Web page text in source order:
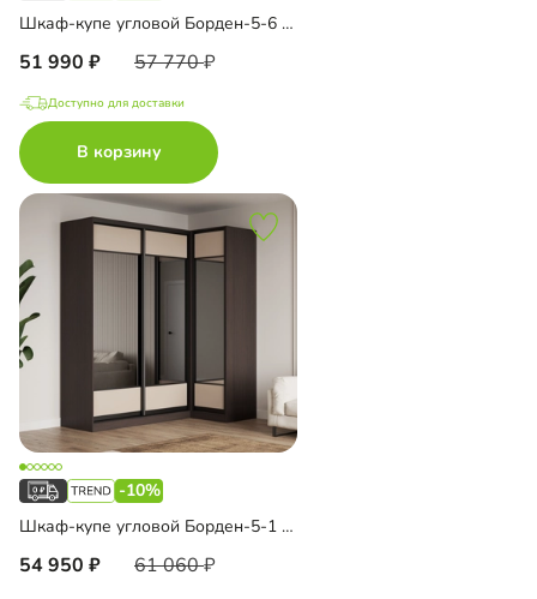
Шкаф-купе угловой Борден-5-6 1100
51 990 57 770
Доступно для доставки
В корзину
-10%
Шкаф-купе угловой Борден-5-1 1200
54 950 61 060